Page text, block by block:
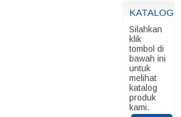
KATALOG
Silahkan
klik
tombol di
bawah ini
untuk
melihat
katalog
produk
kami.